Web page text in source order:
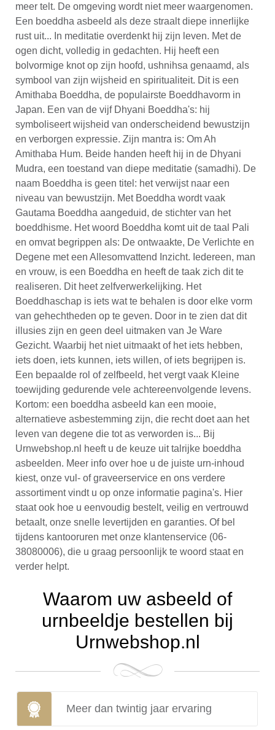
meer telt. De omgeving wordt niet meer waargenomen.
Een boeddha asbeeld als deze straalt diepe innerlijke
rust uit... In meditatie overdenkt hij zijn leven. Met de
ogen dicht, volledig in gedachten. Hij heeft een
bolvormige knot op zijn hoofd, ushnihsa genaamd, als
symbool van zijn wijsheid en spiritualiteit. Dit is een
Amithaba Boeddha, de populairste Boeddhavorm in
Japan. Een van de vijf Dhyani Boeddha's: hij
symboliseert wijsheid van onderscheidend bewustzijn
en verborgen expressie. Zijn mantra is: Om Ah
Amithaba Hum. Beide handen heeft hij in de Dhyani
Mudra, een toestand van diepe meditatie (samadhi). De
naam Boeddha is geen titel: het verwijst naar een
niveau van bewustzijn. Met Boeddha wordt vaak
Gautama Boeddha aangeduid, de stichter van het
boeddhisme. Het woord Boeddha komt uit de taal Pali
en omvat begrippen als: De ontwaakte, De Verlichte en
Degene met een Allesomvattend Inzicht. Iedereen, man
en vrouw, is een Boeddha en heeft de taak zich dit te
realiseren. Dit heet zelfverwerkelijking. Het
Boeddhaschap is iets wat te behalen is door elke vorm
van gehechtheden op te geven. Door in te zien dat dit
illusies zijn en geen deel uitmaken van Je Ware
Gezicht. Waarbij het niet uitmaakt of het iets hebben,
iets doen, iets kunnen, iets willen, of iets begrijpen is.
Een bepaalde rol of zelfbeeld, het vergt vaak Kleine
toewijding gedurende vele achtereenvolgende levens.
Kortom: een boeddha asbeeld kan een mooie,
alternatieve asbestemming zijn, die recht doet aan het
leven van degene die tot as verworden is... Bij
Urnwebshop.nl heeft u de keuze uit talrijke boeddha
asbeelden. Meer info over hoe u de juiste urn-inhoud
kiest, onze vul- of graveerservice en ons verdere
assortiment vindt u op onze informatie pagina's. Hier
staat ook hoe u eenvoudig bestelt, veilig en vertrouwd
betaalt, onze snelle levertijden en garanties. Of bel
tijdens kantooruren met onze klantenservice (06-
38080006), die u graag persoonlijk te woord staat en
verder helpt.
Waarom uw asbeeld of
urnbeeldje bestellen bij
Urnwebshop.nl
Meer dan twintig jaar ervaring